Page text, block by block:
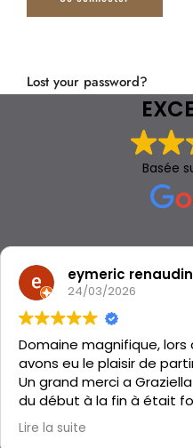
Lost your password?
Basée
eymeric renaudin
24/03/2026
Domaine magnifique, lors
avons eu le plaisir de
Un grand merci a
du début à la fin à était
Le gîte est propre, isolé,
C'était parfait, merci
Lire la suite